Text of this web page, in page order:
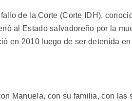
de la Corte (Corte IDH),
al Estado salvadoreño por la
en 2010 luego de ser detenida
Manuela, con su familia, con las